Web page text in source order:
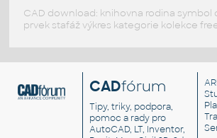
CAD download: knihovna rodina symbol
prvek stafáž výkres kategorie kolekce
CADfórum
Tipy, triky, podpora,
pomoc a rady pro
AutoCAD, LT, Inventor,